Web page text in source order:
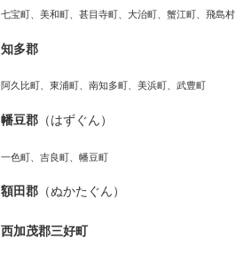
七宝町、美和町、甚目寺町、大治町、蟹江町、飛島村
知多郡
阿久比町、東浦町、南知多町、美浜町、武豊町
幡豆郡 （はずぐん）
一色町、吉良町、幡豆町
額田郡 （ぬかたぐん）
西加茂郡三好町